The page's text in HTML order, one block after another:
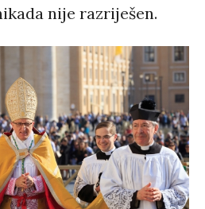
nije razriješen.